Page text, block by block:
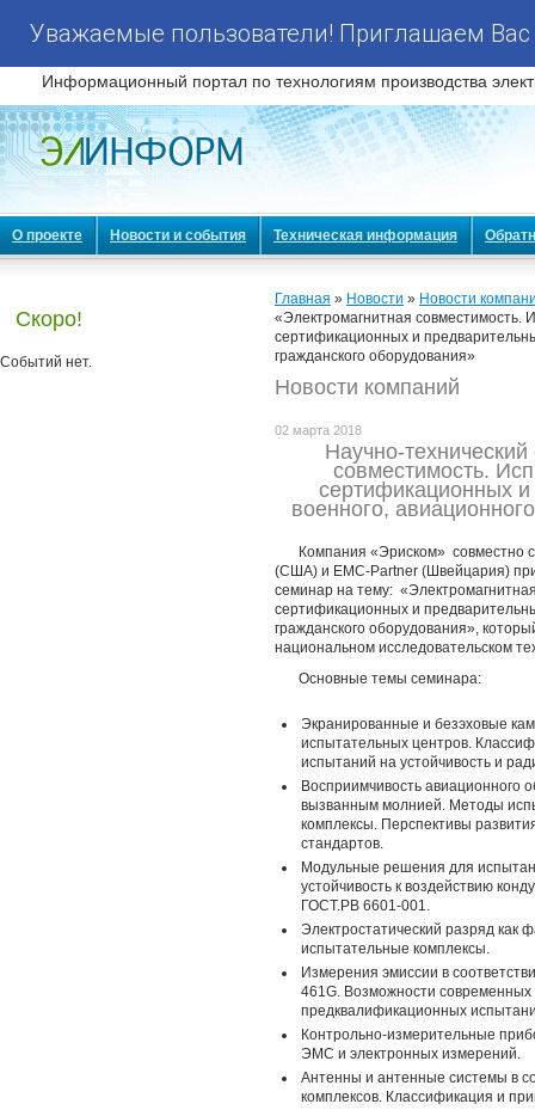
Уважаемые пользователи! Приглашаем
Информационный портал по технологиям производства
О проекте Новости и события Техническая информация
Скоро!
Событий нет.
Главная » Новости » Новости
«Электромагнитная совместимость.
сертификационных и
гражданского оборудования»
Новости компаний
02 марта 2018
Научно-
совместимость.
сертификационных
военного,
Компания «Эриском»
(США) и EMC-Partner (Швейцария)
семинар на тему:
сертификационных и
гражданского оборудования»,
национальном исследовательском
Основные темы семинара:
Экранированные и безэховые
испытательных центров.
испытаний на устойчивость и
Восприимчивость авиационного
вызванным молнией. Методы
комплексы. Перспективы
стандартов.
Модульные решения для
устойчивость к воздействию
ГОСТ.РВ 6601-001.
Электростатический разряд
испытательные комплексы.
Измерения эмиссии в
461G. Возможности
предквалификационных
Контрольно-измерительные
ЭМС и электронных измерений.
Антенны и антенные системы в
комплексов. Классификация и